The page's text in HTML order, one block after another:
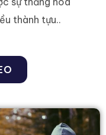
thành tựu..